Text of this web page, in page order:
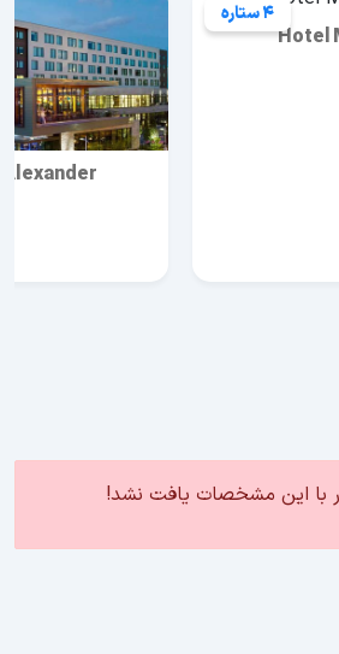
4 ستاره
Hotel
با این مشخصات یافت نشد!